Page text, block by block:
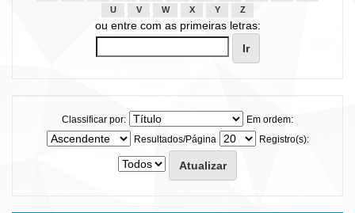
U
V W X Y Z
ou entre com as primeiras letras:
Classificar por:
Em ordem:
Resultados/Página
Registro(s):